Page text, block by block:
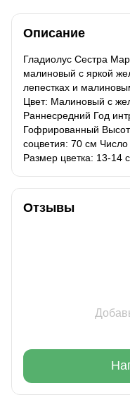
Описание
Гладиолус Сестра
малиновый с яркой
лепестках и
Цвет: Малиновый с
Раннесредний Год
Гофрированный
соцветия: 70 см
Размер цветка: 13-14
Отзывы